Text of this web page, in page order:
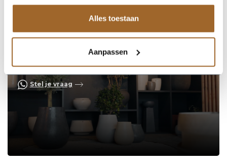
Alles toestaan
Aanpassen
Op zoek naar een vakkundige
Stel je vraag